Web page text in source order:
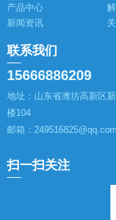
产品中心
新闻资讯
联系我们
15666886209
地址：山东省潍坊高新区
楼104
邮箱：249516825@qq.com
扫一扫关注